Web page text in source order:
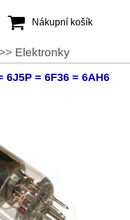
heslo
Nákupní košík
Elektronky
= 6F36 = 6AH6